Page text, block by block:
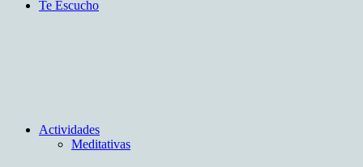
Te Escucho
Actividades
Meditativas